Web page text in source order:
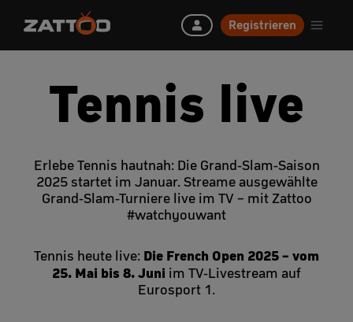
Registrieren
Tennis live
Erlebe Tennis hautnah: Die Grand-Slam-Saison
2025 startet im Januar. Streame ausgewählte
Grand-Slam-Turniere live im TV – mit Zattoo
#watchyouwant
Tennis heute live: Die French Open 2025 – vom
25. Mai bis 8. Juni im TV-Livestream auf
Eurosport 1.